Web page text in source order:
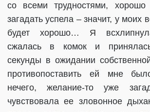
со всеми трудностями, хорошо
загадать успела – значит, у моих
будет хорошо… Я
сжалась в комок и принялась
секунды в ожидании
противопоставить ей мне
нечего, желание-то уже
чувствовала ее зловонное